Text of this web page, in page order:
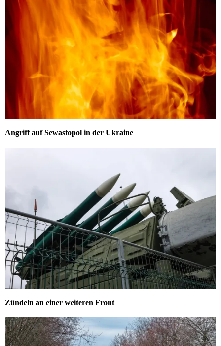
Angriff auf Sewastopol in der Ukraine
Zündeln an einer weiteren Front